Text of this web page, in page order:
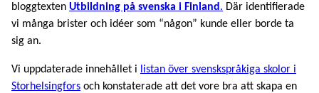
bloggtexten Utbildning på svenska i Finland . Där identifierade
vi många brister och idéer som “någon” kunde eller borde ta
sig an.
Vi uppdaterade innehållet i
listan över svenskspråkiga skolor i
Storhelsingfors och konstaterade att det vore bra att skapa en